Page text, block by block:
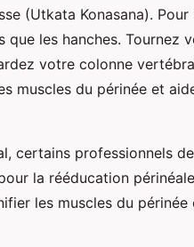
(Utkata Konasana).
les hanches. Tournez
votre colonne
muscles du périnée et
certains professionnels
la rééducation
les muscles du périnée